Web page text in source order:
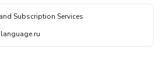
Subscription Services